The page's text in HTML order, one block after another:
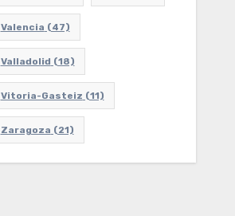
Valencia (47)
Valladolid (18)
Vitoria-Gasteiz (11)
Zaragoza (21)